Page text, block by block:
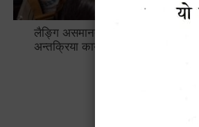
लैङ्गि असमानताका विबिध पक्षहरु विषयक
अन्तक्रिया कार्यक्रम